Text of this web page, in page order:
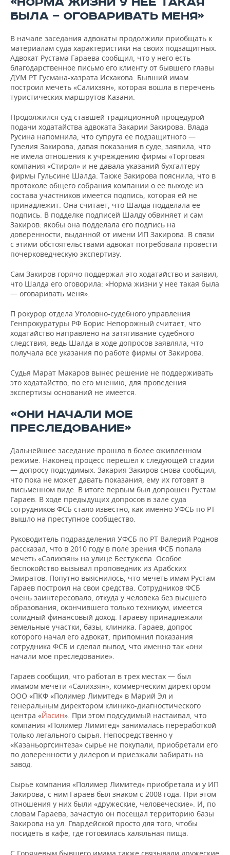
ВОЛЕЙБОЛ
КИБЕРСПОРТ
ФИГУРНОЕ КАТАНИЕ
ВОДНЫЕ ВИДЫ СПОРТА
ИСТОРИЯ
КУЛЬТУРА
МЕДИЦИНА
ОБРАЗОВАНИЕ
СПИСОК ПЕРСОН
СПИСОК КОМПАНИЙ
ПОЛНАЯ ВЕРСИЯ
БЫЛА — ОГОВАРИВАТЬ МЕНЯ»
В начале заседания адвокаты продолжили приобщать к
материалам суда характеристики на своих подзащитных.
Адвокат Рустама Гараева сообщил, что у него есть
благодарственное письмо его клиенту от бывшего главы
ДУМ РТ Гусмана-хазрата Исхакова. Бывший имам
построил мечеть «Салихзян», которая вошла в перечень
туристических маршрутов Казани.
Продолжился суд ставшей традиционной процедурой
подачи ходатайства адвоката Закарии Закирова. Влада
Русина напомнила, что супруга ее подзащитного —
Гузелия Закирова, давая показания в суде, заявила, что
не имела отношения к учреждению фирмы «Торговая
компания «Стирол» и не давала указаний бухгалтеру
фирмы Гульсине Шалда. Также Закирова пояснила, что в
протоколе общего собрания компании о ее выходе из
состава участников имеется подпись, которая ей не
принадлежит. Она считает, что Шалда подделала ее
подпись. В подделке подписей Шалду обвиняет и сам
Закиров: якобы она подделала его подпись на
доверенности, выданной от имени ИП Закирова. В связи
с этими обстоятельствами адвокат потребовала провести
почерковедческую экспертизу.
Сам Закиров горячо поддержал это ходатайство и заявил,
что Шалда его оговорила: «Норма жизни у нее такая была
— оговаривать меня».
П рокурор отдела Уголовно-судебного управления
Генпрокуратуры РФ Борис Непорожный считает, что
ходатайство направлено на затягивание судебного
следствия, ведь Шалда в ходе допросов заявляла, что
получала все указания по работе фирмы от Закирова.
Судья Марат Макаров вынес решение не поддерживать
это ходатайство, по его мнению, для проведения
экспертизы оснований не имеется.
«ОНИ НАЧАЛИ МОЕ
ПРЕСЛЕДОВАНИЕ»
Дальнейшее заседание прошло в более оживленном
режиме. Наконец процесс перешел к следующей стадии
— допросу подсудимых. Закария Закиров снова сообщил,
что пока не может давать показания, ему их готовят в
письменном виде. В итоге первым был допрошен Рустам
Гараев. В ходе предыдущих допросов в зале суда
сотрудников ФСБ стало известно, как именно УФСБ по РТ
вышло на преступное сообщество.
Руководитель подразделения УФСБ по РТ Валерий Роднов
рассказал, что в 2010 году в поле зрения ФСБ попала
мечеть «Салихзян» на улице Бестужева. Особое
беспокойство вызывал проповедник из Арабских
Эмиратов. Попутно выяснилось, что мечеть имам Рустам
Гараев построил на свои средства. Сотрудников ФСБ
очень заинтересовало, откуда у человека без высшего
образования, окончившего только техникум, имеется
солидный финансовый доход. Гараеву принадлежали
земельные участки, базы, клиника. Гараев, допрос
которого начал его адвокат, припомнил показания
сотрудника ФСБ и сделал вывод, что именно так «они
начали мое преследование».
Гараев сообщил, что работал в трех местах — был
имамом мечети «Салихзян», коммерческим директором
ООО «ПКФ «Полимер Лимитед» в Марий Эл и
генеральным директором клинико-диагностического
центра «Йасин». При этом подсудимый настаивал, что
компания «Полимер Лимитед» занималась переработкой
только легального сырья. Непосредственно у
«Казаньоргсинтеза» сырье не покупали, приобретали его
по доверенности у дилеров и приезжали забирать на
завод.
Сырье компания «Полимер Лимитед» приобретала и у ИП
Закирова, с ним Гараев был знаком с 2008 года. При этом
отношения у них были «дружеские, человеческие». И, по
словам Гараева, зачастую он посещал территорию базы
Закирова на ул. Гвардейской просто для того, чтобы
посидеть в кафе, где готовилась халяльная пища.